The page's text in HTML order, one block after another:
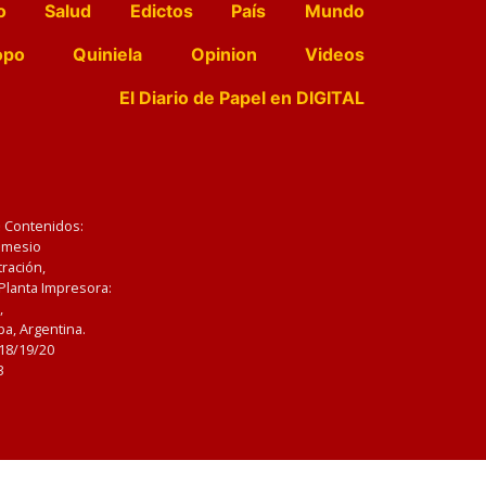
Salud Edictos País
Mundo
Quiniela Opinion
Videos
El Diario de Papel en DIGITAL
Impresora:
Argentina.
19/20